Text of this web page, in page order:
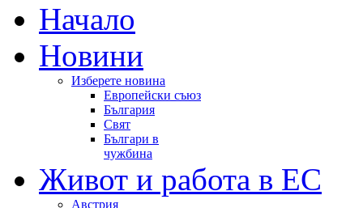
Начало
Новини
Изберете новина
Европейски съюз
България
Свят
Българи в
чужбина
Живот и работа в ЕС
Австрия